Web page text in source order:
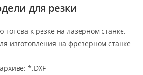
для резки
к резке на лазерном станке.
изготовления на фрезерном станке
*.DXF